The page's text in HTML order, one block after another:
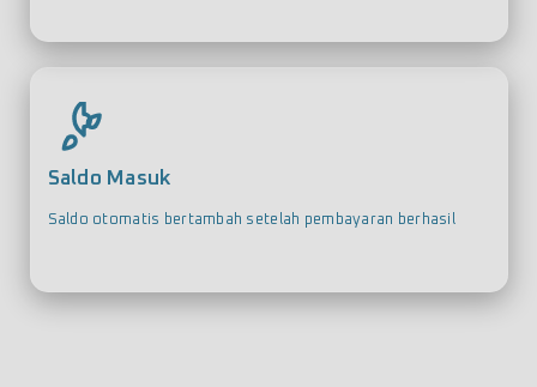
Saldo Masuk
Saldo otomatis bertambah setelah pembayaran berhasil